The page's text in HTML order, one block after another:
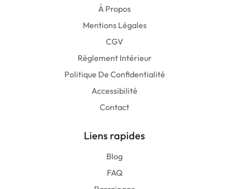
À Propos
Mentions Légales
CGV
Règlement Intérieur
Politique De Confidentialité
Accessibilité
Contact
Liens rapides
Blog
FAQ